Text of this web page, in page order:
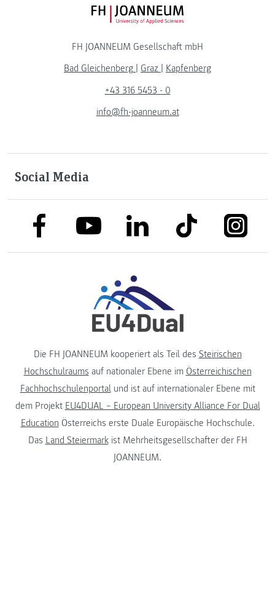
FH JOANNEUM Logo
FH JOANNEUM Gesellschaft mbH
Bad Gleichenberg
Graz
Kapfenberg
+43 316 5453 - 0
info@fh-joanneum.at
Social Media
link to facebooklink to youtubelink to linkedinlink to tiktok
Die FH JOANNEUM kooperiert als Teil des Steirischen
Hochschulraums auf nationaler Ebene im Österreichischen
Fachhochschulenportalund ist auf internationaler Ebene mit
dem Projekt EU4DUAL – European University Alliance For Dual
Education Österreichs erste Duale Europäische Hochschule.
Das Land Steiermarkist Mehrheitsgesellschafter der FH
JOANNEUM.